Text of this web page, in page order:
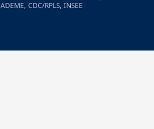
ADEME, CDC/RPLS, INSEE